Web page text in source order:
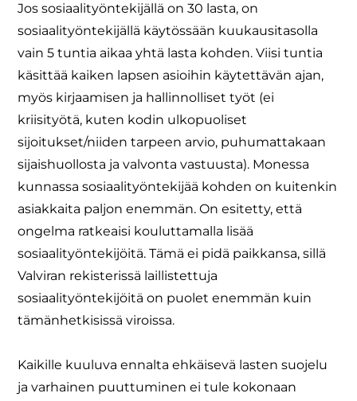
Jos sosiaalityöntekijällä on 30 lasta, on
sosiaalityöntekijällä käytössään kuukausitasolla
vain 5 tuntia aikaa yhtä lasta kohden. Viisi tuntia
käsittää kaiken lapsen asioihin käytettävän ajan,
myös kirjaamisen ja hallinnolliset työt (ei
kriisityötä, kuten kodin ulkopuoliset
sijoitukset/niiden tarpeen arvio, puhumattakaan
sijaishuollosta ja valvonta vastuusta). Monessa
kunnassa sosiaalityöntekijää kohden on kuitenkin
asiakkaita paljon enemmän. On esitetty, että
ongelma ratkeaisi kouluttamalla lisää
sosiaalityöntekijöitä. Tämä ei pidä paikkansa, sillä
Valviran rekisterissä laillistettuja
sosiaalityöntekijöitä on puolet enemmän kuin
tämänhetkisissä viroissa.
Kaikille kuuluva ennalta ehkäisevä lasten suojelu
ja varhainen puuttuminen ei tule kokonaan